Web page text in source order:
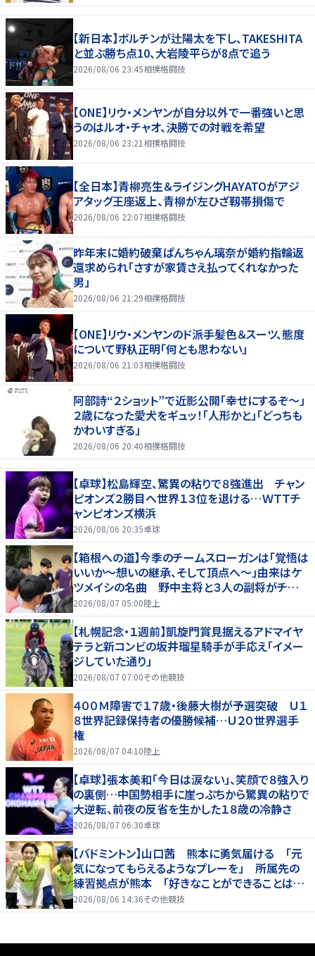
【新日本】ボルチンが辻陽太を下し、TAKESHITA
と並ぶ勝ち点10、大岩陵平らが8点で追う
2026/08/06 23:45相撲格闘技
【ONE】リウ・メンヤンが自分以外で一番強いと思
うのはルオ・チャオ、決勝での対戦を希望
2026/08/06 23:21 相撲格闘技
【全日本】青柳亮生＆ライジングHAYATOがアジ
アタッグ王座返上、青柳が左ひざ靱帯損傷で
2026/08/06 22:07相撲格闘技
昨年末に婚約破棄ぱんちゃん璃奈が婚約指輪返
還求められ「さすが家賃さえ払ってくれなかった
男」
2026/08/06 21:29相撲格闘技
【ONE】リウ・メンヤンのド派手髪色＆スーツ、態度
について野杁正明「何とも思わない」
2026/08/06 21:03相撲格闘技
阿部詩“２ショット”で近影公開「幸せにするぞ〜」
２歳になった愛犬をギュッ！「人形かと」「どっちも
かわいすぎる」
2026/08/06 20:40相撲格闘技
【卓球】松島輝空、驚異の粘りで８強進出 チャン
ピオンズ２勝目へ世界１３位を退ける…ＷＴＴチ
ャンピオンズ横浜
2026/08/06 20:35卓球
【箱根への道】今季のチームスローガンは「覚悟は
いいか～想いの継承、そして頂点へ～」由来はケ
ツメイシの名曲 野中主将と３人の副将がチーム
を引っ張る…夏合宿特集第１弾、国学院大
2026/08/07 05:00陸上
【札幌記念・１週前】凱旋門賞見据えるアドマイヤ
テラと新コンビの坂井瑠星騎手が手応え「イメー
ジしていた通り」
2026/08/07 07:00その他競技
４００Ｍ障害で１７歳・後藤大樹が予選突破 Ｕ１
８世界記録保持者の優勝候補…Ｕ２０世界選手
権
2026/08/07 04:10陸上
【卓球】張本美和「今日は涙ない」、笑顔で８強入り
の裏側…中国勢相手に崖っぷちから驚異の粘りで
大逆転、前夜の反省を生かした１８歳の冷静さ
2026/08/07 06:30卓球
【バドミントン】山口茜 熊本に勇気届ける 「元
気になってもらえるようなプレーを」 所属先の
練習拠点が熊本 「好きなことができることは当
たり前じゃない」
2026/08/06 14:36その他競技